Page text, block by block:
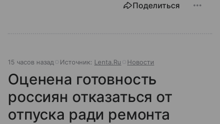
Поделиться
15 часов назад Источник: Lenta.Ru Новости
Оценена готовность
россиян отказаться от
отпуска ради ремонта